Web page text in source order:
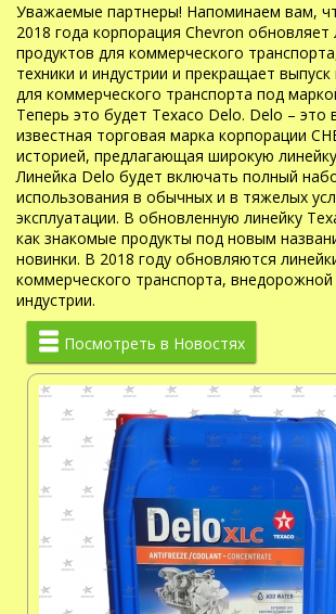
Уважаемые партнеры! Напоминаем вам,
2018 года корпорация Chevron обновляет
продуктов для коммерческого
техники и индустрии и прекращает
для коммерческого транспорта под
Теперь это будет Texaco Delo. Delo – это
известная торговая марка корпорации
историей, предлагающая широкую
Линейка Delo будет включать полный
использования в обычных и в тяжелых
эксплуатации. В обновленную линейку
как знакомые продукты под новым
новинки. В 2018 году обновляются
коммерческого транспорта, внедорожной
индустрии.
Посмотреть в Новостях